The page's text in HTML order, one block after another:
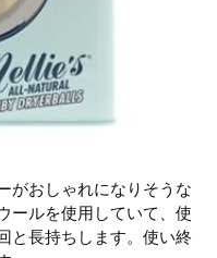
がおしゃれになりそうな
ールを使用していて、使
と長持ちします。使い終